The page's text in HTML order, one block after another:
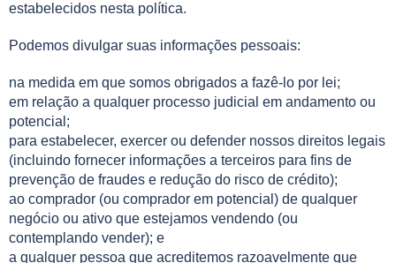
estabelecidos nesta política.
Podemos divulgar suas informações pessoais:
na medida em que somos obrigados a fazê-lo por lei;
em relação a qualquer processo judicial em andamento ou
potencial;
para estabelecer, exercer ou defender nossos direitos legais
(incluindo fornecer informações a terceiros para fins de
prevenção de fraudes e redução do risco de crédito);
ao comprador (ou comprador em potencial) de qualquer
negócio ou ativo que estejamos vendendo (ou
contemplando vender); e
a qualquer pessoa que acreditemos razoavelmente que